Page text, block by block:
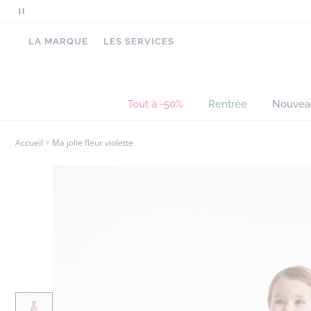
Mettre
pause
LA MARQUE LES SERVICES
Tout à -50% Rentrée
Accueil Ma jolie fleur violette